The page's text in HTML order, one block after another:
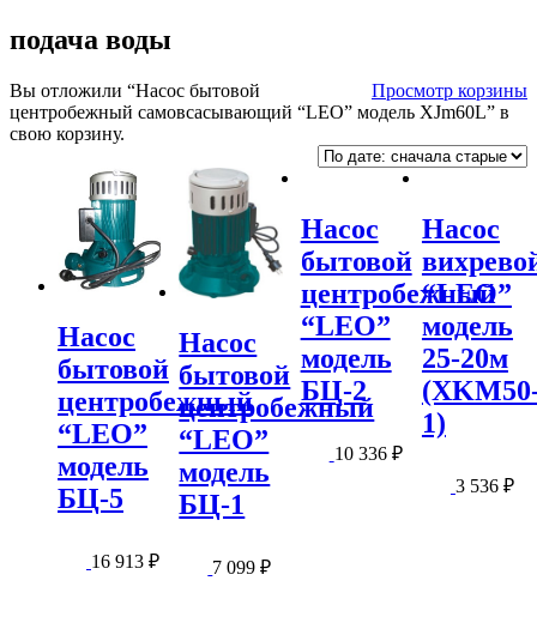
подача воды
Просмотр корзины
Вы отложили “Насос бытовой
центробежный самовсасывающий “LEO” модель XJm60L” в
свою корзину.
Насос
бытовой
центробежный
“LEO”
модель
БЦ-5
16 913 ₽
Насос
бытовой
центробежный
“LEO”
модель
БЦ-1
7 099₽
Насос
бытовой
центробежный
“LEO”
модель
БЦ-2
10 336 ₽
Насос
“LEO”
модель
25-20м
1)
3 536 ₽